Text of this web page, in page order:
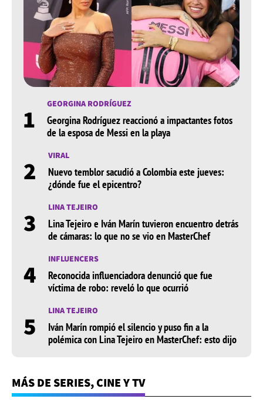
1 GEORGINA RODRÍGUEZ
Georgina Rodríguez reaccionó a impactantes fotos
de la esposa de Messi en la playa
2 VIRAL
Nuevo temblor sacudió a Colombia este jueves:
¿dónde fue el epicentro?
3 LINA TEJEIRO
Lina Tejeiro e Iván Marín tuvieron encuentro detrás
de cámaras: lo que no se vio en MasterChef
4 INFLUENCERS
Reconocida influenciadora denunció que fue
víctima de robo: reveló lo que ocurrió
5 LINA TEJEIRO
Iván Marín rompió el silencio y puso fin a la
polémica con Lina Tejeiro en MasterChef: esto dijo
MÁS DE SERIES, CINE Y TV